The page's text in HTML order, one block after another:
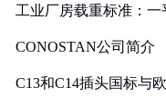
工业厂房载重标准：
CONOSTAN公司简介
C13和C14插头国标与